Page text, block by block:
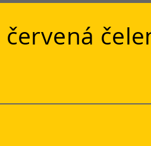
červená